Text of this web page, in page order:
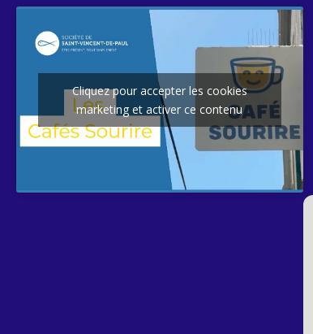
Cliquez pour accepter les cookies
marketing et activer ce contenu